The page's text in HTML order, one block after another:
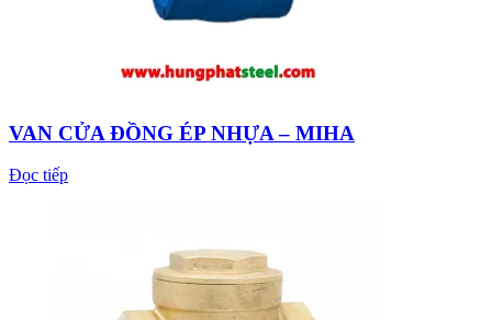
VAN CỬA ĐỒNG ÉP NHỰA – MIHA
Đọc tiếp